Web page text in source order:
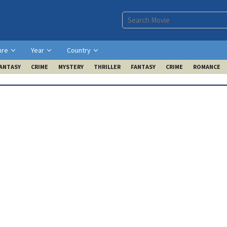
Year Country
CRIME MYSTERY THRILLER FANTASY CRIME ROMANCE